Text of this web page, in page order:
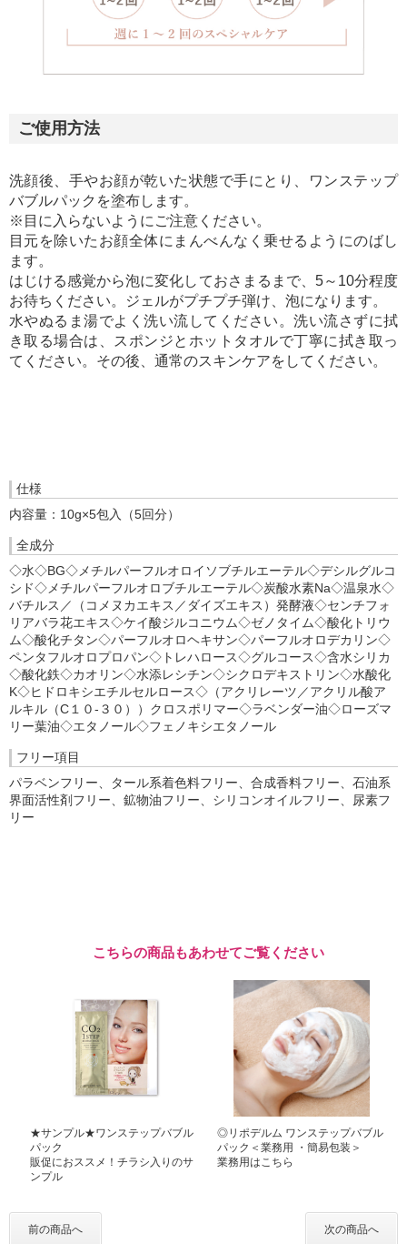
ご使用方法
洗顔後、手やお顔が乾いた状態で手にとり、ワンステップ
バブルパックを塗布します。
※目に入らないようにご注意ください。
目元を除いたお顔全体にまんべんなく乗せるようにのばし
ます。
はじける感覚から泡に変化しておさまるまで、5～10分程度
お待ちください。ジェルがプチプチ弾け、泡になります。
水やぬるま湯でよく洗い流してください。洗い流さずに拭
き取る場合は、スポンジとホットタオルで丁寧に拭き取っ
てください。その後、通常のスキンケアをしてください。
仕様
内容量：10g×5包入（5回分）
全成分
◇水◇BG◇メチルパーフルオロイソブチルエーテル◇デシルグルコ
シド◇メチルパーフルオロブチルエーテル◇炭酸水素Na◇温泉水◇
バチルス／（コメヌカエキス／ダイズエキス）発酵液◇センチフォ
リアバラ花エキス◇ケイ酸ジルコニウム◇ゼノタイム◇酸化トリウ
ム◇酸化チタン◇パーフルオロヘキサン◇パーフルオロデカリン◇
ペンタフルオロプロパン◇トレハロース◇グルコース◇含水シリカ
◇酸化鉄◇カオリン◇水添レシチン◇シクロデキストリン◇水酸化
K◇ヒドロキシエチルセルロース◇（アクリレーツ／アクリル酸ア
ルキル（C１０-３０））クロスポリマー◇ラベンダー油◇ローズマ
リー葉油◇エタノール◇フェノキシエタノール
フリー項目
パラベンフリー、タール系着色料フリー、合成香料フリー、石油系
界面活性剤フリー、鉱物油フリー、シリコンオイルフリー、尿素フ
リー
こちらの商品もあわせてご覧ください
★サンプル★ワンステップバブル
パック
販促におススメ！チラシ入りのサ
ンプル
◎リポデルム ワンステップバブル
パック＜業務用 ・簡易包装＞
業務用はこちら
前の商品へ 次の商品へ